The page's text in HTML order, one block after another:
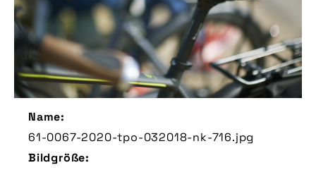
Name:
61-0067-2020-tpo-032018-nk-716.jpg
Bildgröße: